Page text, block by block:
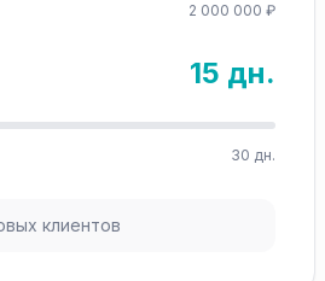
2 000 000 ₽
15 дн.
30 дн.
клиентов